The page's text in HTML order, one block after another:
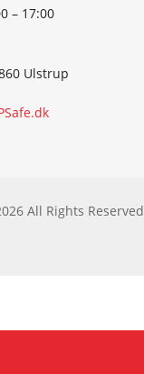
– 17:00
Ulstrup
All Rights Reserved